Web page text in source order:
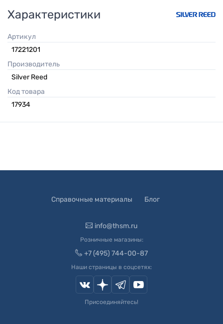
Характеристики
Артикул
17221201
Производитель
Silver Reed
Код товара
17934
Справочные материалы Блог
info@thsm.ru
Розничные магазины:
+7 (495) 744-00-87
Наши страницы в соцсетях:
Присоединяйтесь!